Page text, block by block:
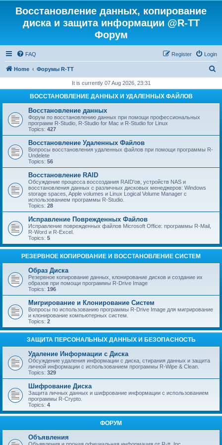
Восстановление данных, копирование
диска и защита информации @R-TT
Форум
FAQ Login
Register
Home Форумы R-TT
r
It is currently 07 Aug 2026, 23:31
ВОССТАНОВЛЕНИЕ ДАННЫХ И УДАЛЕННЫХ ФАЙЛОВ
Восстановление данных
Форум по восстановлению данных при помощи профессиональных
программ R-Studio, R-Studio for Mac и R-Studio for Linux
Topics: 427
Восстановление Удаленных Файлов
Вопросы восстановления удаленных файлов при помощи программы R-
Undelete
Topics: 56
Восстановление RAID
Обсуждение процесса воссоздания RAID'ов, устройств NAS и
восстановления данных с различных дисковых менеджеров: Windows
storage spaces, Apple volumes и Linux Logical Volume Manager с
использованием программы R-Studio.
Topics: 28
Исправление Поврежденных Файлов
Исправление поврежденных файлов Microsoft Office: программы R-Mail,
R-Word и R-Excel.
Topics: 5
РЕЗЕРВНОЕ КОПИРОВАНИЕ И ВОССТАНОВЛЕНИЕ СИСТЕМ
Образ Диска
Резервное копирование данных, клонирование дисков и создание их
образов при помощи программы R-Drive Image
Topics: 196
Мигрирование и Клонирование Систем
Вопросы по использованию программы R-Drive Image для мигрирование
и клонирование компьютерных систем.
Topics: 2
ЗАЩИТА ПЕРСОНАЛЬНЫХ ДАННЫХ И БЕЗОПАСНОСТЬ
Удаление Информации с Диска
Обсуждение удаления информации с диска, стирания данных и защита
личной информации с использованием программы R-Wipe & Clean.
Topics: 329
Шифрование Диска
Защита личных данных и шифрование информации с использованием
программы R-Crypto.
Topics: 4
ФОРУМ
Объявления